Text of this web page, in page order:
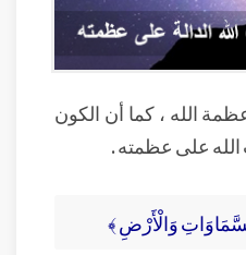
الله ، كما أن الكون
على عظمته .
وَالْأَرْضِ ﴾